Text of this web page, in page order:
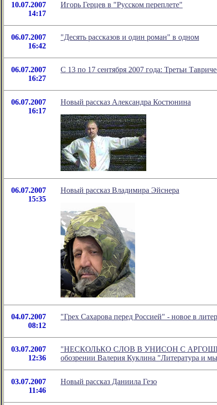
10.07.2007
14:17
Игорь Герцев в "Русском переплете"
06.07.2007
16:42
"Десять рассказов и один роман" в одном
06.07.2007
16:27
C 13 по 17 сентября 2007 года: Третьи
06.07.2007
16:17
Новый рассказ Александра Костюнина
06.07.2007
15:35
Новый рассказ Владимира Эйснера
04.07.2007
08:12
"Грех Сахарова перед Россией" - новое в
03.07.2007
12:36
"НЕСКОЛЬКО СЛОВ В УНИСОН С АРГОШЕЙ
обозрении Валерия Куклина "Литература и
03.07.2007
11:46
Новый рассказ Даниила Гезо